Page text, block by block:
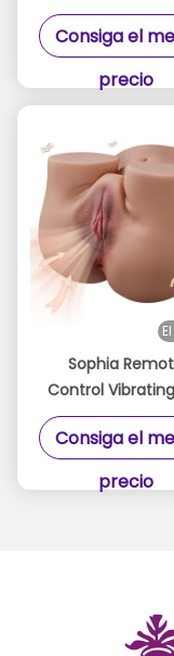
juguete 6.2 kg 2
TPR culo
Consiga el
precio
Sophia
Control
Masturbator
Material Big
Automatic
Consiga el
precio